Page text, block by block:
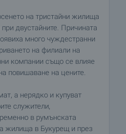
на тристайни жилища
двустайните. Причината
много чуждестранни
на филиали на
компании също се влияе
повишаване на цените.
а нерядко и купуват
служители,
в румънската
жилища в Букурещ и през